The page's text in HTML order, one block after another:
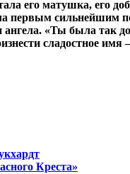
его матушка, его
первым сильнейшим
ангела. «Ты была
сладостное
Креста»